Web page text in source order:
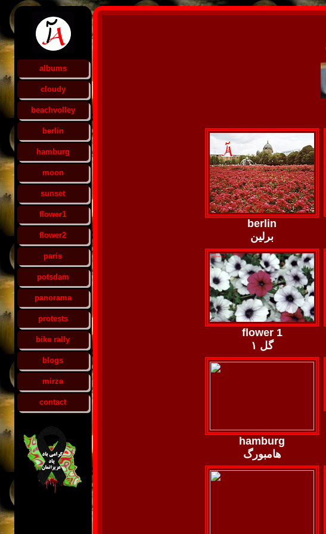
albums
cloudy
beachvolley
berlin
hamburg
moon
sunset
flower1
flower2
paris
potsdam
panorama
protests
bike rally
blogs
mirza
contact
berlin
برلین
flower 1
گل ۱
hamburg
هامبورگ